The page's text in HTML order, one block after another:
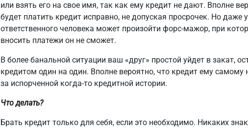
или взять его на свое имя, так как ему кредит не дают. Вполне
будет платить кредит исправно, не допуская просрочек. Но даже
ответственного человека может произойти форс-мажор, при
вносить платежи он не сможет.
В более банальной ситуации ваш «друг» простой уйдет в закат,
кредитом один на один. Вполне вероятно, что кредит ему самому
за испорченной когда-то кредитной истории.
Что делать?
Брать кредит только для себя, если это необходимо. Никаких